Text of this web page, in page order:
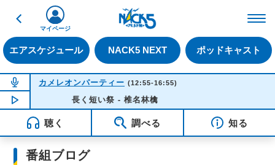
戻る
エアスケジュール NACK5 NEXT ポッドキャスト
マイページ
NOW ON AIR
カメレオンパーティー (12:55-16:55)
NOW PLAYING16:35
長く短い祭 - 椎名林檎
聴く 調べる 知る
番組ブログ